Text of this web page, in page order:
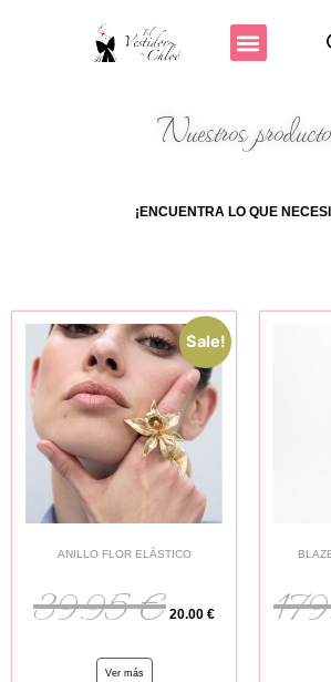
Nuestros
¡ENCUENTRA LO QUE
Sale!
ANILLO FLOR ELÁSTICO
39.95€ 20.00 €
Ver más